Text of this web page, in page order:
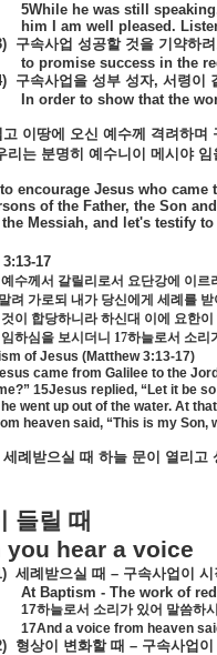
5While he was still
him I am well pleased.
구속사업 성공할 것을 기약하
to promise success in the
구속사업을 성부 성자, 서령이
In order to show that the
고 이땅에 오신 예수께 격려하며
리는 분명히 예수니이 메시야 임
encourage Jesus who
of the Father, the Son
Messiah, and let's testify to
3:13-17
수께서 갈릴리로서 요단강에 이르
려 가로되 내가 당신에게 세례를
이 합당하니라 하신대 이에 요한
하심을 보시더니 17하늘로서 소리
of Jesus (Matthew 3:13-17)
came from Galilee to the
15Jesus replied, “Let it be
he went up out of the water. At
heaven said, “This is my Son,
세례받으실 때 하늘 문이 열리고
들릴 때
you hear a voice
세례받으실 때 – 구속사업이 시
At Baptism - The work of
17하늘로서 소리가 있어 말씀하
17And a voice from heaven
형상이 변화할 때 – 구속사업이